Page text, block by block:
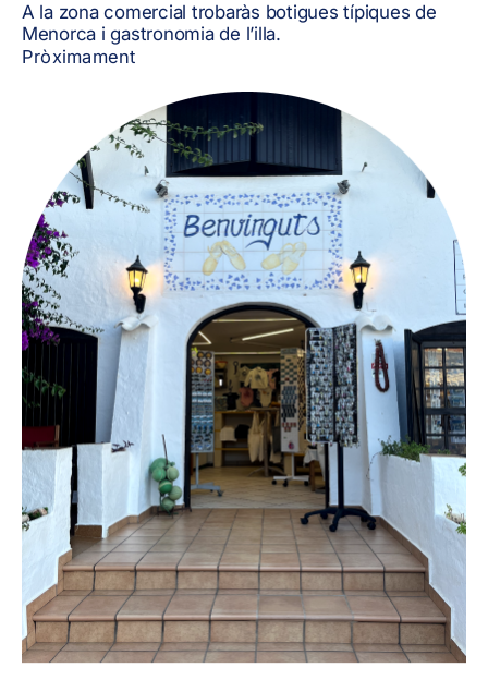
A la zona comercial trobaràs botigues típiques de
Menorca i gastronomia de l’illa.
Pròximament